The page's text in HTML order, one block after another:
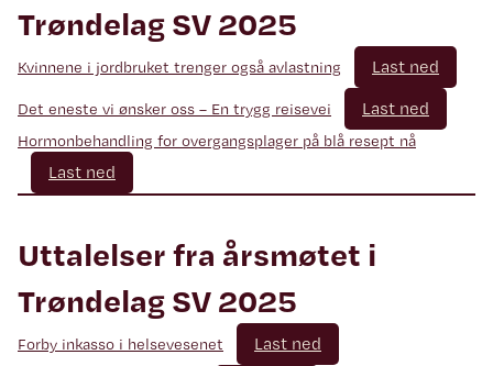
Trøndelag SV 2025
Kvinnene i jordbruket trenger også avlastning Last ned
Det eneste vi ønsker oss – En trygg reisevei Last ned
Hormonbehandling for overgangsplager på blå resept nå
Last ned
Uttalelser fra årsmøtet i
Trøndelag SV 2025
Forby inkasso i helsevesenet Last ned